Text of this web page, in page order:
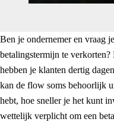
Ben je ondernemer en vraag
betalingstermijn te verkorten?
hebben je klanten dertig
kan de flow soms behoorlijk
hebt, hoe sneller je het kunt
wettelijk verplicht om een